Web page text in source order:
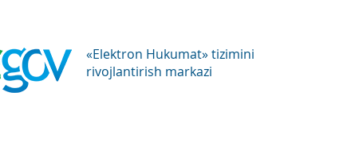
«Elektron Hukumat» tizimini
rivojlantirish markazi